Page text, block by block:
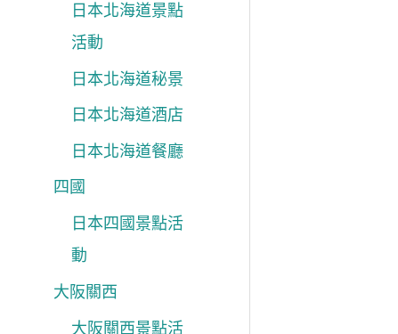
日本北海道景點
活動
日本北海道秘景
日本北海道酒店
日本北海道餐廳
四國
日本四國景點活
動
大阪關西
大阪關西景點活